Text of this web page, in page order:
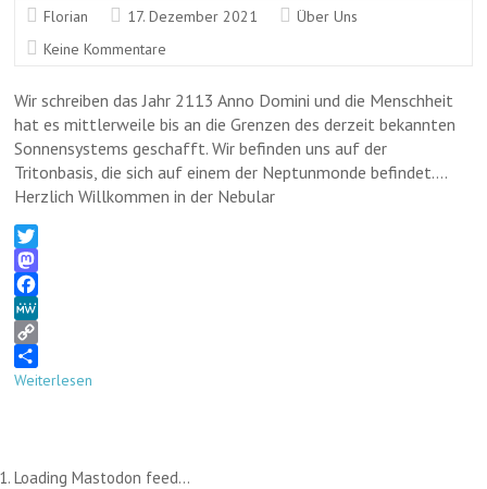
Florian 17. Dezember 2021
Über Uns
Keine Kommentare
Wir schreiben das Jahr 2113 Anno Domini und die Menschheit
hat es mittlerweile bis an die Grenzen des derzeit bekannten
Sonnensystems geschafft. Wir befinden uns auf der
Tritonbasis, die sich auf einem der Neptunmonde befindet….
Herzlich Willkommen in der Nebular
T
w
i
t
t
e
M
a
s
t
o
F
a
c
e
k
M
e
W
C
o
i
T
e
Weiterlesen
Loading Mastodon feed...